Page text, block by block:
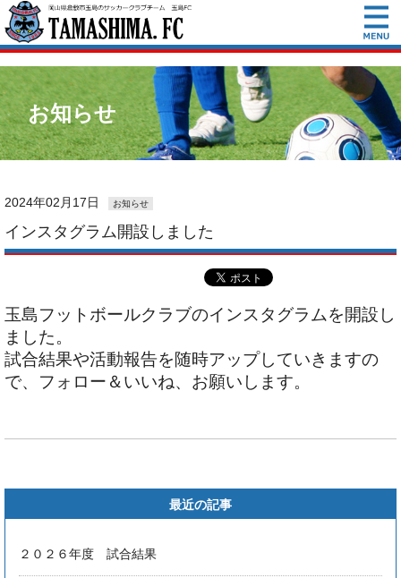
お知らせ
2024年02月17日 お知らせ
インスタグラム開設しました
玉島フットボールクラブのインスタグラムを開設し
ました。
試合結果や活動報告を随時アップしていきますの
で、フォロー＆いいね、お願いします。
最近の記事
２０２６年度 試合結果